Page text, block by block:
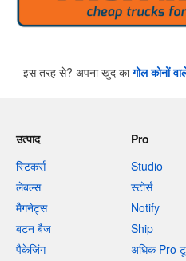
इस तरह से? अपना खुद कागोल कोनों
उत्पाद
स्टिकर्स
लेबल्स
मैगनेट्स
बटन बैज
पैकेजिंग
Pro
Studio
स्टोर्स
Notify
Ship
अधिक Pro